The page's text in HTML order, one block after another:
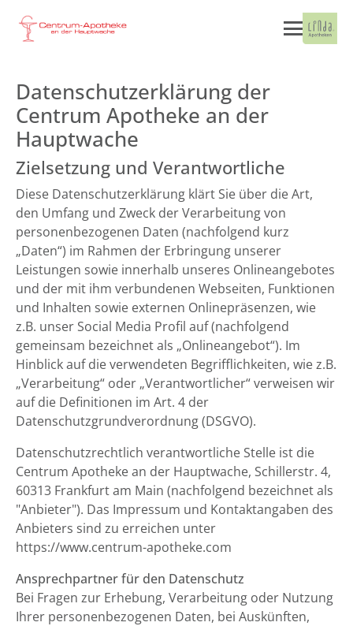
Datenschutzerklärung der
Centrum Apotheke an der
Hauptwache
Zielsetzung und Verantwortliche
Diese Datenschutzerklärung klärt Sie über die Art,
den Umfang und Zweck der Verarbeitung von
personenbezogenen Daten (nachfolgend kurz
„Daten“) im Rahmen der Erbringung unserer
Leistungen sowie innerhalb unseres Onlineangebotes
und der mit ihm verbundenen Webseiten, Funktionen
und Inhalten sowie externen Onlinepräsenzen, wie
z.B. unser Social Media Profil auf (nachfolgend
gemeinsam bezeichnet als „Onlineangebot“). Im
Hinblick auf die verwendeten Begrifflichkeiten, wie z.B.
„Verarbeitung“ oder „Verantwortlicher“ verweisen wir
auf die Definitionen im Art. 4 der
Datenschutzgrundverordnung (DSGVO).
Datenschutzrechtlich verantwortliche Stelle ist die
Centrum Apotheke an der Hauptwache, Schillerstr. 4,
60313 Frankfurt am Main (nachfolgend bezeichnet als
"Anbieter"). Das Impressum und Kontaktangaben des
Anbieters sind zu erreichen unter
https://www.centrum-apotheke.com
Ansprechpartner für den Datenschutz
Bei Fragen zur Erhebung, Verarbeitung oder Nutzung
Ihrer personenbezogenen Daten, bei Auskünften,